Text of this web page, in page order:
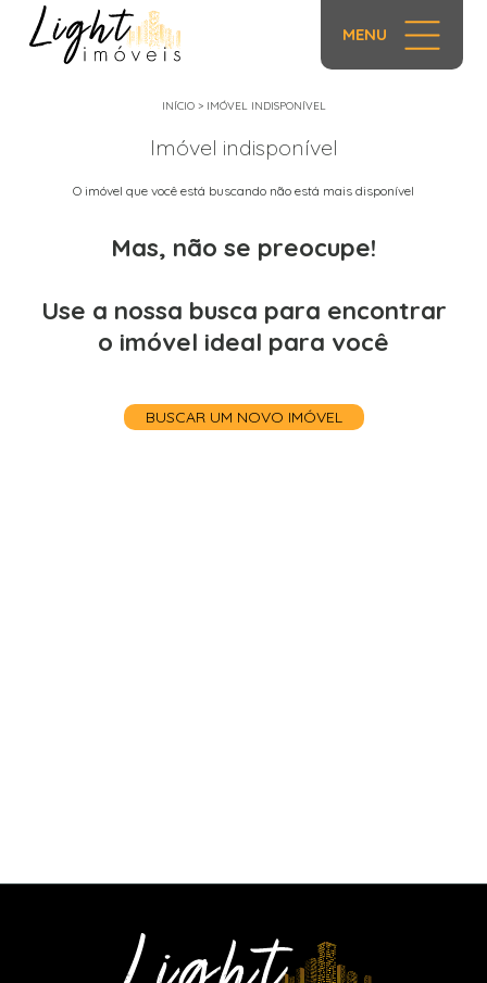
MENU
INÍCIO> IMÓVEL INDISPONÍVEL
Imóvel indisponível
O imóvel que você está buscando não está mais disponível
Mas, não se preocupe!
Use a nossa busca para encontrar
o imóvel ideal para você
BUSCAR UM NOVO IMÓVEL